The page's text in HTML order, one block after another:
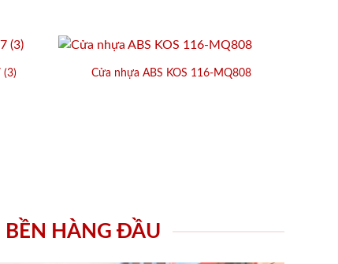
(3) Cửa nhựa ABS KOS 116-MQ808
BỀN HÀNG ĐẦU